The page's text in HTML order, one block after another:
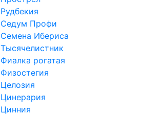
Рудбекия
Седум Профи
Семена Ибериса
Тысячелистник
Фиалка рогатая
Физостегия
Целозия
Цинерария
Цинния